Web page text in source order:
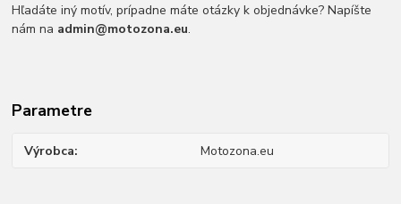
Hľadáte iný motív, prípadne máte otázky k objednávke? Napíšte
nám na admin@motozona.eu.
Parametre
Výrobca Motozona.eu